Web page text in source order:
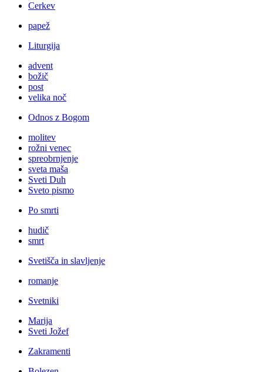
Cerkev
papež
Liturgija
advent
božič
post
velika noč
Odnos z Bogom
molitev
rožni venec
spreobrnjenje
sveta maša
Sveti Duh
Sveto pismo
Po smrti
hudič
smrt
Svetišča in slavljenje
romanje
Svetniki
Marija
Sveti Jožef
Zakramenti